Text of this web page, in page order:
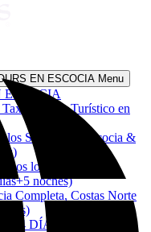
EN ESCOCIA Menu
ESCOCIA
Privado Turístico en
los Sabores de Escocia &
los Sabores de
noches)
Completa, Costas Norte
1-4 DÍAS